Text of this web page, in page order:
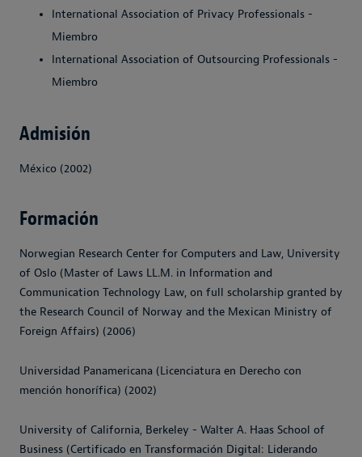
International Association of Privacy Professionals -
Miembro
International Association of Outsourcing Professionals -
Miembro
Admisión
México (2002)
Formación
Norwegian Research Center for Computers and Law, University
of Oslo (Master of Laws LL.M. in Information and
Communication Technology Law, on full scholarship granted by
the Research Council of Norway and the Mexican Ministry of
Foreign Affairs) (2006)
Universidad Panamericana (Licenciatura en Derecho con
mención honorífica) (2002)
University of California, Berkeley - Walter A. Haas School of
Business (Certificado en Transformación Digital: Liderando